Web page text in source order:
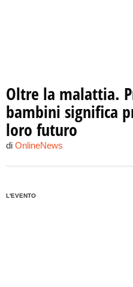
Oltre la malattia.
bambini significa
loro futuro
di OnlineNews
L'EVENTO